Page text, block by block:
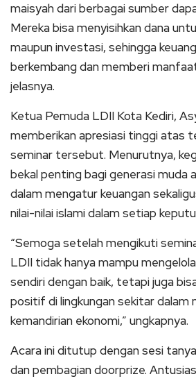
maisyah dari berbagai sumber
Mereka bisa menyisihkan dana
maupun investasi, sehingga
berkembang dan memberi
jelasnya.
Ketua Pemuda LDII Kota Kediri,
memberikan apresiasi tinggi atas
seminar tersebut. Menurutnya,
bekal penting bagi generasi muda
dalam mengatur keuangan
nilai-nilai islami dalam setiap
“Semoga setelah mengikuti
LDII tidak hanya mampu
sendiri dengan baik, tetapi juga
positif di lingkungan sekitar dalam
kemandirian ekonomi,” ungkapnya.
Acara ini ditutup dengan sesi
dan pembagian doorprize.